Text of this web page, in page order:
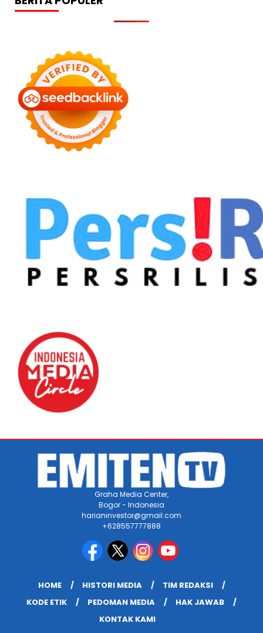
Graha Media Center,
Bogor - Indonesia
harianinvestor@gmail.com
+628557777888
HOME HISTORI MEDIA
TIM REDAKSI
KODE ETIK
PEDOMAN MEDIA
HAK JAWAB
KONTAK KAMI